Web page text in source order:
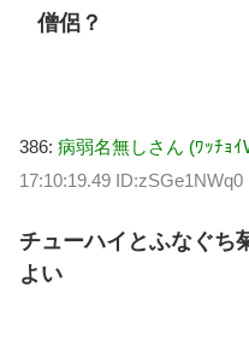
僧侶？
386: 病弱名無しさん (ﾜｯﾁｮｲ
17:10:19.49 ID:zSGe1NWq0
チューハイとふなぐち
よい